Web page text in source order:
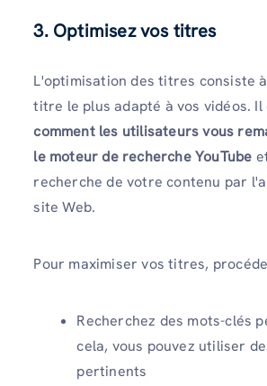
3. Optimisez vos titres
L'optimisation des titres consiste
titre le plus adapté à vos vidéos.
comment les utilisateurs vous
le moteur de recherche YouTube
recherche de votre contenu par
site Web.
Pour maximiser vos titres,
Recherchez des mots-clés
cela, vous pouvez utiliser
pertinents